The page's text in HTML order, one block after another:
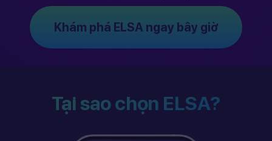
Khám phá ELSA ngay bây giờ
Tại sao chọn ELSA?